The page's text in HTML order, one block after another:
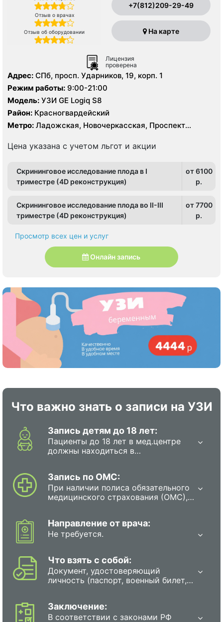
Отзыв о врачах
Отзыв об оборудовании
+7(812)209-29-49
На карте
Лицензия
проверена
Адрес: СПб, просп. Ударников, 19, корп. 1
Режим работы: 9:00-21:00
Модель: УЗИ GE Logiq S8
Район: Красногвардейский
Метро: Ладожская, Новочеркасская, Проспект
Цена указана с учетом льгот и акции
Скрининговое исследование плода в I
триместре (4D реконструкция)
от 6100
p.
Скрининговое исследование плода во II-III
триместре (4D реконструкция)
от 7700
p.
Просмотр всех цен и услуг
Онлайн запись
Что важно знать о записи на УЗИ
Запись детям до 18 лет:
Пациенты до 18 лет в мед.центре
должны находиться в
Запись по ОМС:
При наличии полиса обязательного
медицинского страхования (ОМС),
обследования бесплатно. Для этого
необходимо записаться на
из перечисленных способов: в
регистратуре поликлиники, с
помощью специального терминала,
по единому телефону для записи
по Вашему району, электронная
запись через сайт Госуслуги.
Направление от врача:
Не требуется.
Что взять с собой:
Документ, удостоверяющий
личность (паспорт, военный билет,
несовершеннолетние дети (до 18
лет) должны прийти на
Заключение:
В соответствии с законами РФ